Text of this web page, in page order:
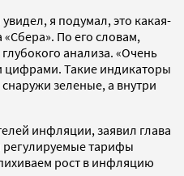
я подумал, это какая-
По его словам,
анализа. «Очень
Такие индикаторы
зеленые, а внутри
инфляции, заявил глава
тарифы
рост в инфляцию